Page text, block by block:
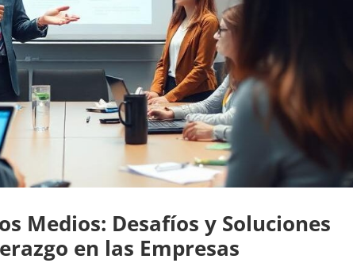
Medios: Desafíos y Soluciones
en las Empresas